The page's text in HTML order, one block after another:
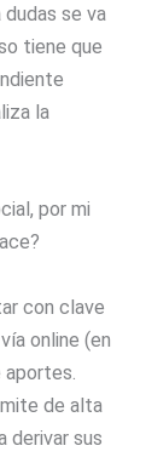
se va
tiene que
la
por mi
con clave
online (en
de alta
derivar sus